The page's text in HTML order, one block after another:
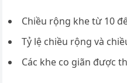
Chiều rộng khe từ 10
Tỷ lệ chiều rộng và
Các khe co giãn được